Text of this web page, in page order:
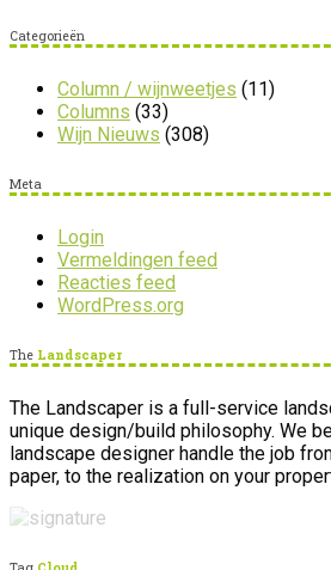
Categorieën
Column / wijnweetjes (11)
Columns (33)
Wijn Nieuws (308)
Meta
Login
Vermeldingen feed
Reacties feed
WordPress.org
The Landscaper
The Landscaper is a full-service
unique design/build philosophy. We
landscape designer handle the job
paper, to the realization on your